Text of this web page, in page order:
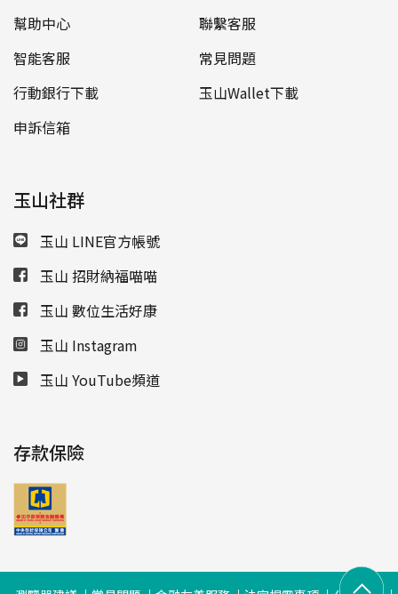
幫助中心
聯繫客服
智能客服
常見問題
行動銀行下載
玉山Wallet下載
申訴信箱
玉山社群
玉山 LINE官方帳號
玉山 招財納福喵喵
玉山 數位生活好康
玉山 Instagram
玉山 YouTube頻道
存款保險